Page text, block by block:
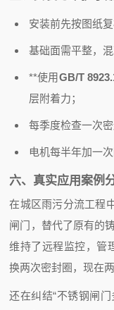
安装前先按图纸
基础面需平整，
**使用GB/T
层附着力；
每季度检查一次
电机每半年加一
六、真实应用案例
在城区雨污分流工程
闸门，替代了原有的
维持了远程监控，管
换两次密封圈，现在
还在纠结“不锈钢闸门